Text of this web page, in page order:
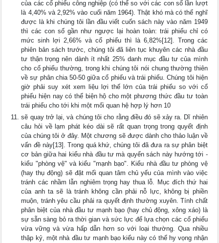
của các cổ phiếu công nghiệp (có thể so với các con số lần lượt
là 4,40% và 2,92% vào cuối năm 1964). Thật khó mà có thể nghĩ
được là khi chúng tôi lần đầu viết cuốn sách này vào năm 1949
thì các con số gần như ngược lại hoàn toàn: trái phiếu chỉ có
mức sinh lợi 2,66% và cổ phiếu thì là 6,82%[12]. Trong các
phiên bản sách trước, chúng tôi đã liên tục khuyên các nhà đầu
tư thận trọng nên dành ít nhất 25% danh mục đầu tư của mình
cho cổ phiếu thường, trong khi chúng tôi nói chung thường thiên
về sự phân chia 50-50 giữa cổ phiếu và trái phiếu. Chúng tôi hiện
giờ phải suy xét xem liệu lợi thế lớn của trái phiếu so với cổ
phiếu hiện nay có thể biện hộ cho một phương thức đầu tư toàn
trái phiếu cho tới khi một mối quan hệ hợp lý hơn 10
sẽ quay trở lại, và chúng tôi cho rằng điều đó sẽ xảy ra. Dĩ nhiên
câu hỏi về lạm phát kéo dài sẽ rất quan trọng trong quyết định
của chúng tôi ở đây. Một chương sẽ được dành cho thảo luận về
vấn đề này[13]. Trong quá khứ, chúng tôi đã đưa ra sự phân biệt
cơ bản giữa hai kiểu nhà đầu tư mà quyển sách này hướng tới -
kiểu "phòng vệ" và kiểu "mạnh bạo". Kiểu nhà đầu tư phòng vệ
(hay thụ động) sẽ đặt mối quan tâm chủ yếu của mình vào việc
tránh các nhầm lẫn nghiêm trọng hay thua lỗ. Mục đích thứ hai
của anh ta sẽ là tránh không cần phải nỗ lực, không bị phiền
muộn, tránh yêu cầu phải ra quyết định thường xuyên. Tính chất
phân biệt của nhà đầu tư mạnh bạo (hay chủ động, xông xáo) là
sự sẵn sàng bỏ ra thời gian và sức lực để lựa chọn các cổ phiếu
vừa vững và vừa hấp dẫn hơn so với loại thường. Qua nhiều
thập kỷ, một nhà đầu tư mạnh bạo kiểu này có thể hy vọng nhận